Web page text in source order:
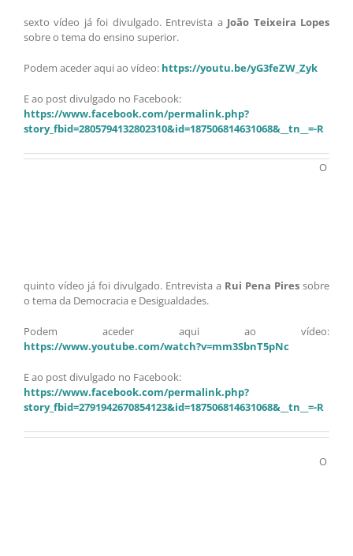
sexto vídeo já foi divulgado. Entrevista a João Teixeira Lopes
sobre o tema do ensino superior.
Podem aceder aqui ao vídeo: https://youtu.be/yG3feZW_Zyk
E ao post divulgado no Facebook:
https://www.facebook.com/permalink.php?
story_fbid=2805794132802310&id=187506814631068&__tn__=-R
O
quinto vídeo já foi divulgado. Entrevista a Rui Pena Pires sobre
o tema da Democracia e Desigualdades.
Podem aceder aqui ao vídeo:
https://www.youtube.com/watch?v=mm3SbnT5pNc
E ao post divulgado no Facebook:
https://www.facebook.com/permalink.php?
story_fbid=2791942670854123&id=187506814631068&__tn__=-R
O